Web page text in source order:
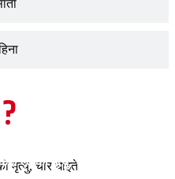
एकको मृत्यु, चार घाइते